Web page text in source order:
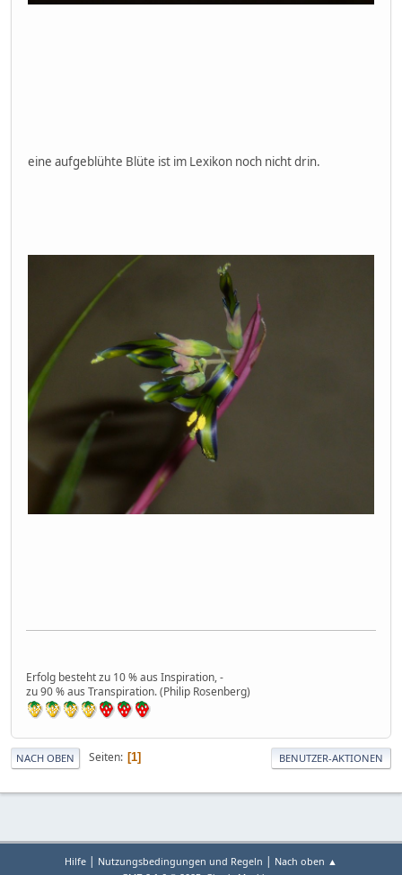
eine aufgeblühte Blüte ist im Lexikon noch nicht drin.
Erfolg besteht zu 10 % aus Inspiration, -
zu 90 % aus Transpiration. (Philip Rosenberg)
NACH OBEN Seiten 1 BENUTZER-AKTIONEN
Hilfe | Nutzungsbedingungen und Regeln | Nach oben ▲